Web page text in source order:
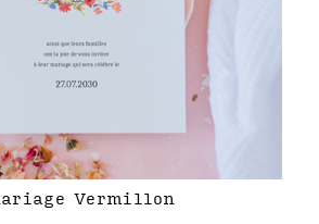
Vermillon